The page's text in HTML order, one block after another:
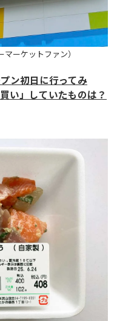
ーケットファン）
ン初日に行ってみ
い」していたものは？